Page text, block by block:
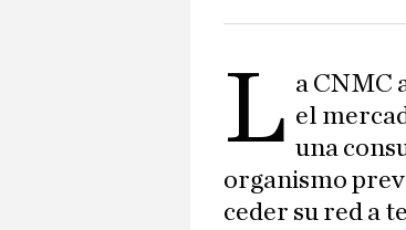
L a CNMC
el
una
organismo
ceder su red a